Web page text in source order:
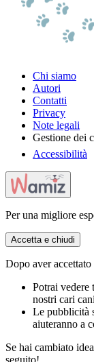
Chi siamo
Autori
Contatti
Privacy
Note legali
Gestione dei
Accessibilità
Per una migliore
Accetta e chiudi
Dopo aver
Potrai vedere
nostri cari
Le pubblicità
aiuteranno a
Se hai cambiato